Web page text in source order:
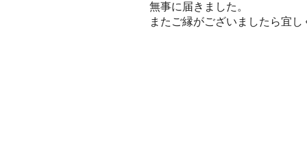
無事に届きました。
またご縁がございましたら宜し